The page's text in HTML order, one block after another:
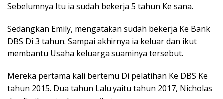
Sebelumnya Itu ia sudah bekerja 5 tahun Ke sana.
Sedangkan Emily, mengatakan sudah bekerja Ke Bank
DBS Di 3 tahun. Sampai akhirnya ia keluar dan ikut
membantu Usaha keluarga suaminya tersebut.
Mereka pertama kali bertemu Di pelatihan Ke DBS Ke
tahun 2015. Dua tahun Lalu yaitu tahun 2017, Nicholas